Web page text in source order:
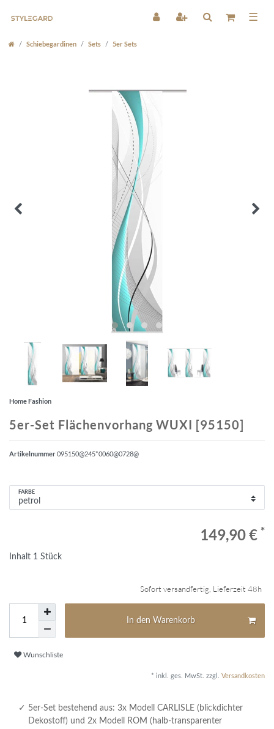
☰
Schiebegardinen Sets 5er Sets
Home Fashion
5er-Set Flächenvorhang WUXI [95150]
Artikelnummer095150@245*0060@0728@
FARBE
149,90 € *
Inhalt 1 Stück
Sofort versandfertig, Lieferzeit 48h
In den Warenkorb
Wunschliste
* inkl. ges. MwSt. zzgl. Versandkosten
5er-Set bestehend aus: 3x Modell CARLISLE (blickdichter
Dekostoff) und 2x Modell ROM (halb-transparenter